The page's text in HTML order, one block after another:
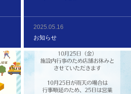
2025.05.16
お知らせ